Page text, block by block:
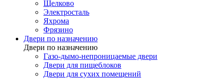
Щелково
Электросталь
Яхрома
Фрязино
Двери по назначению
Двери по назначению
Газо-дымо-непроницаемые двери
Двери для пищеблоков
Двери для сухих помещений